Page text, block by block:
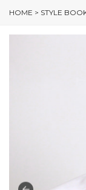
HOME > STYLE